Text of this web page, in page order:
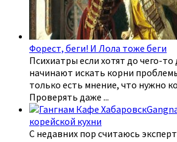
Форест, беги! И Лола тоже беги
Психиатры если хотят до чего-то
начинают искать корни
только есть мнение, что нужно
Проверять даже ...
корейской кухни
С недавних пор считаюсь